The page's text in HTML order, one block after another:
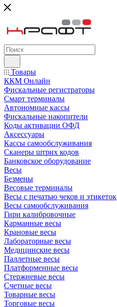
Товары
ККМ Онлайн
Фискальные регистраторы
Смарт терминалы
Автономные кассы
Фискальные накопители
Коды активации ОФД
Аксессуары
Кассы самообслуживания
Сканеры штрих кодов
Банковское оборудование
Весы
Безмены
Весовые терминалы
Весы с печатью чеков и этикеток
Весы самообслуживания
Гири калибровочные
Карманные весы
Крановые весы
Лабораторные весы
Медицинские весы
Паллетные весы
Платформенные весы
Стержневые весы
Счетные весы
Товарные весы
Торговые весы